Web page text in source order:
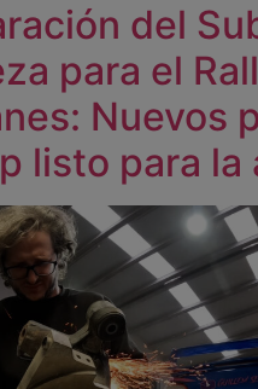
del
para el
Nuevos
listo para la